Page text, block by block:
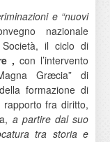
e “nuovi
nazionale
Società, il ciclo di
, con l’intervento
Græcia” di
formazione di
fra diritto,
a partire dal suo
tra storia e